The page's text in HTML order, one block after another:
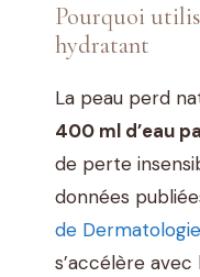
Pourquoi
hydratant
La peau perd
400 ml d’eau
de perte
données
de Dermatologie
s’accélère